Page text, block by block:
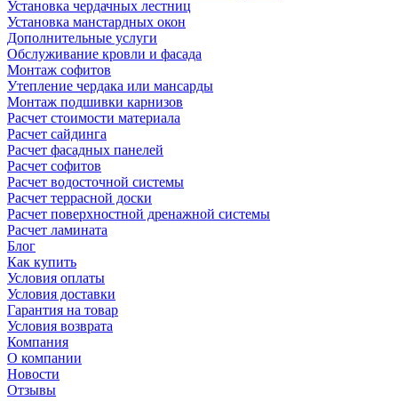
Установка чердачных лестниц
Установка манстардных окон
Дополнительные услуги
Обслуживание кровли и фасада
Монтаж софитов
Утепление чердака или мансарды
Монтаж подшивки карнизов
Расчет стоимости материала
Расчет сайдинга
Расчет фасадных панелей
Расчет софитов
Расчет водосточной системы
Расчет террасной доски
Расчет поверхностной дренажной системы
Расчет ламината
Блог
Как купить
Условия оплаты
Условия доставки
Гарантия на товар
Условия возврата
Компания
О компании
Новости
Отзывы